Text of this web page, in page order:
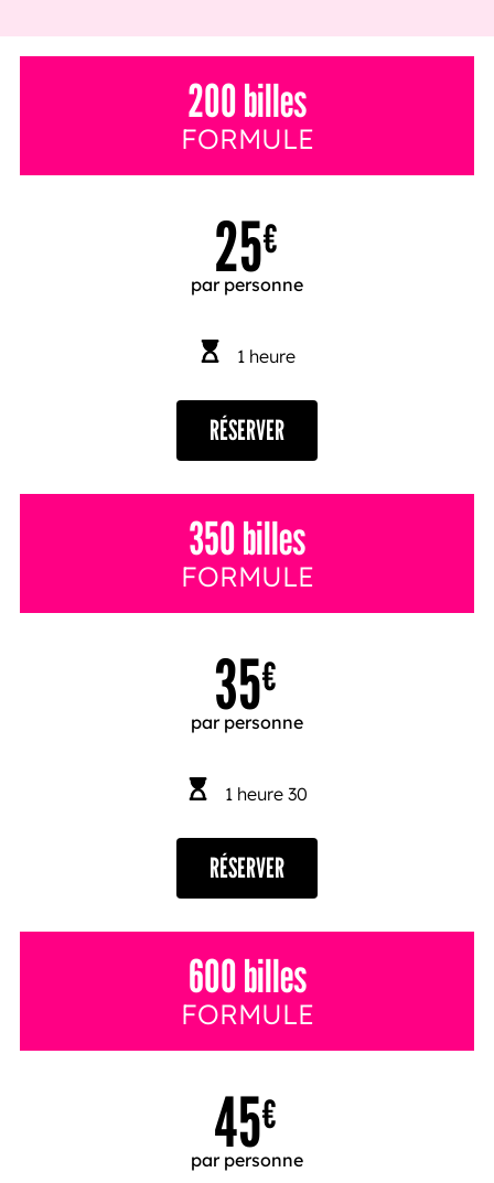
200 billes
FORMULE
25€
par personne
1 heure
RÉSERVER
350 billes
FORMULE
35€
par personne
1 heure 30
RÉSERVER
600 billes
FORMULE
45€
par personne